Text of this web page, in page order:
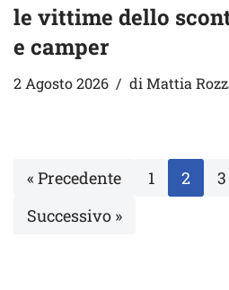
le vittime dello
e camper
2 Agosto 2026 di Mattia
« Precedente 1 2 3
Successivo »